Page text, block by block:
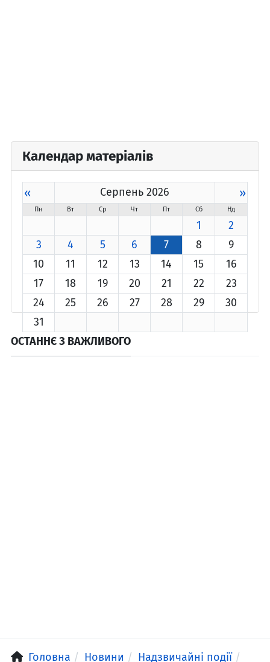
Календар матеріалів
« Серпень 2026 »
Пн Вт Ср Чт Пт Сб Нд
1
2
3
4 5 6 7 8
9
10
11 12 13 14 15
16
17
18 19 20 21 22
23
24
25 26 27 28 29
30
31
ОСТАННЄ З ВАЖЛИВОГО
Головна Новини Надзвичайні події